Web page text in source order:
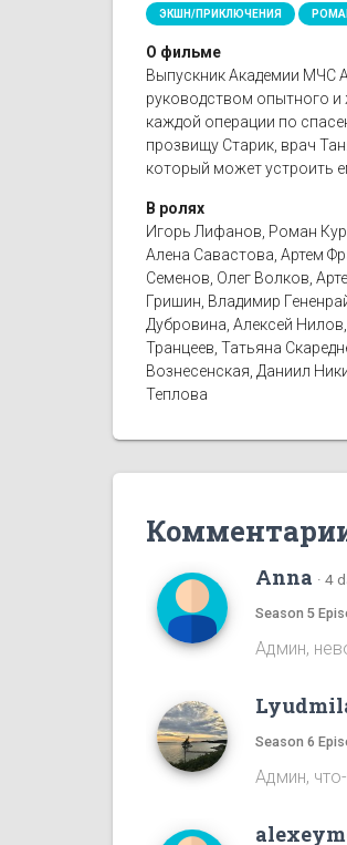
ЭКШН/ПРИКЛЮЧЕНИЯ
О фильме
Выпускник Академии МЧС
руководством опытного и
каждой операции по
прозвищу Старик, врач
который может устроить
В ролях
Игорь Лифанов, Роман
Алена Савастова, Артем
Семенов, Олег Волков,
Гришин, Владимир
Дубровина, Алексей
Транцеев, Татьяна
Вознесенская, Даниил
Теплова
Anna · 4
Season 5
Админ,
Season 6
Админ,